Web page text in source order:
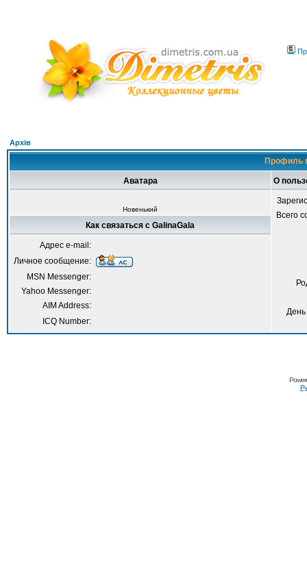
Архів
Профиль
Аватара О
Новенький
Всего
Как связаться с GalinaGala
Адрес e-mail:
Личное сообщение:
MSN Messenger:
Yahoo Messenger:
AIM Address:
ICQ Number: